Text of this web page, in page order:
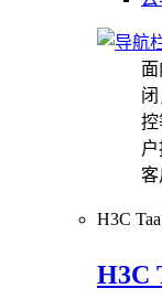
控
客
H3C
H3C